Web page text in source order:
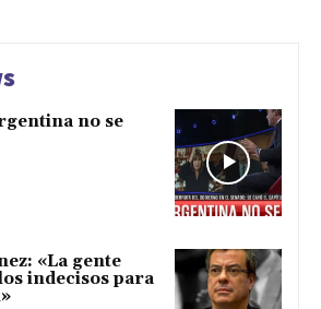
no se
«La gente
indecisos para